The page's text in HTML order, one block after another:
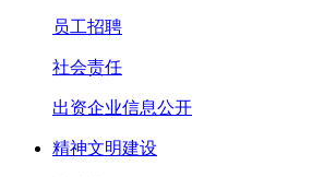
员工招聘
社会责任
出资企业信息公开
精神文明建设